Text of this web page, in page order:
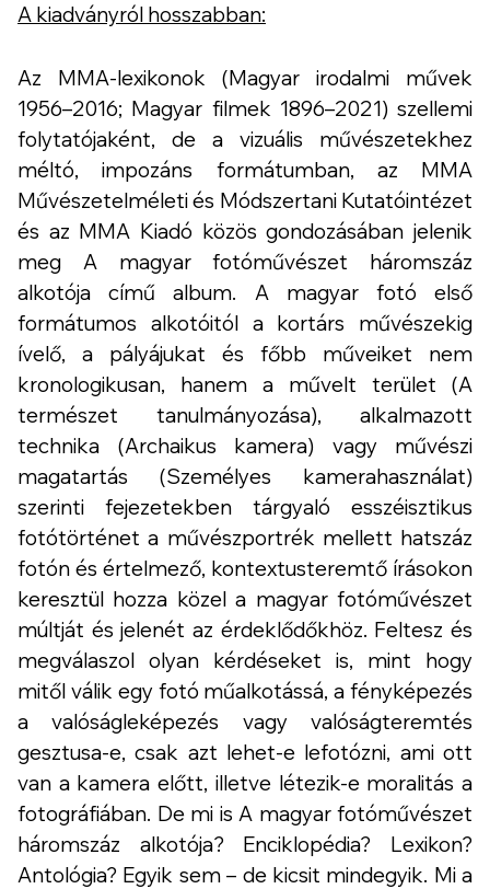
A kiadványról hosszabban:
Az MMA-lexikonok (Magyar irodalmi művek
1956–2016; Magyar filmek 1896–2021) szellemi
folytatójaként, de a vizuális művészetekhez
méltó, impozáns formátumban, az MMA
Művészetelméleti és Módszertani Kutatóintézet
és az MMA Kiadó közös gondozásában jelenik
meg A magyar fotóművészet háromszáz
alkotója című album. A magyar fotó első
formátumos alkotóitól a kortárs művészekig
ívelő, a pályájukat és főbb műveiket nem
kronologikusan, hanem a művelt terület (A
természet tanulmányozása), alkalmazott
technika (Archaikus kamera) vagy művészi
magatartás (Személyes kamerahasználat)
szerinti fejezetekben tárgyaló esszéisztikus
fotótörténet a művészportrék mellett hatszáz
fotón és értelmező, kontextusteremtő írásokon
keresztül hozza közel a magyar fotóművészet
múltját és jelenét az érdeklődőkhöz. Feltesz és
megválaszol olyan kérdéseket is, mint hogy
mitől válik egy fotó műalkotássá, a fényképezés
a valóságleképezés vagy valóságteremtés
gesztusa-e, csak azt lehet-e lefotózni, ami ott
van a kamera előtt, illetve létezik-e moralitás a
fotográfiában. De mi is A magyar fotóművészet
háromszáz alkotója? Enciklopédia? Lexikon?
Antológia? Egyik sem – de kicsit mindegyik. Mi a